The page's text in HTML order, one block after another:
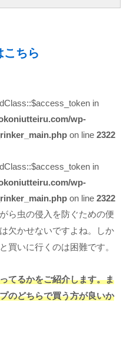
こちら
in
wp-
on line 2322
in
wp-
on line 2322
ら虫の侵入を防ぐための便
欠かせないですよね。しか
買いに行くのは困難です。
てるかをご紹介します。ま
のどちらで買う方が良いか